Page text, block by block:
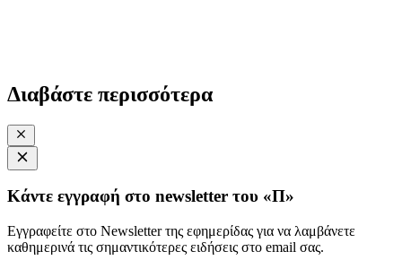
Διαβάστε περισσότερα
Κάντε εγγραφή στο newsletter του «Π»
Εγγραφείτε στο Newsletter της εφημερίδας για να λαμβάνετε
καθημερινά τις σημαντικότερες ειδήσεις στο email σας.